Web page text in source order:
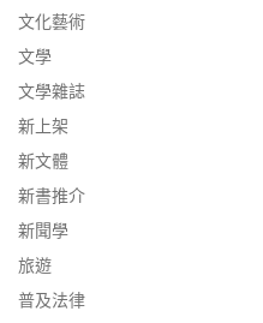
文化藝術
文學
文學雜誌
新上架
新文體
新書推介
新聞學
旅遊
普及法律